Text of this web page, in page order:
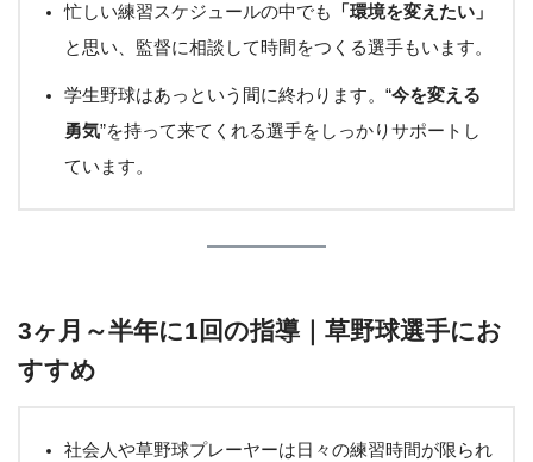
忙しい練習スケジュールの中でも
「環境を変えたい」
と思い、監督に相談して時間をつくる選手もいます。
学生野球はあっという間に終わります。“今を変える
勇気”を持って来てくれる選手をしっかりサポートし
ています。
3ヶ月～半年に1回の指導｜草野球選手にお
すすめ
社会人や草野球プレーヤーは日々の練習時間が限られ